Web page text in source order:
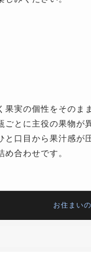
実の個性をそのま
とに主役の果物が
口目から果汁感が
合わせです。
お住まい